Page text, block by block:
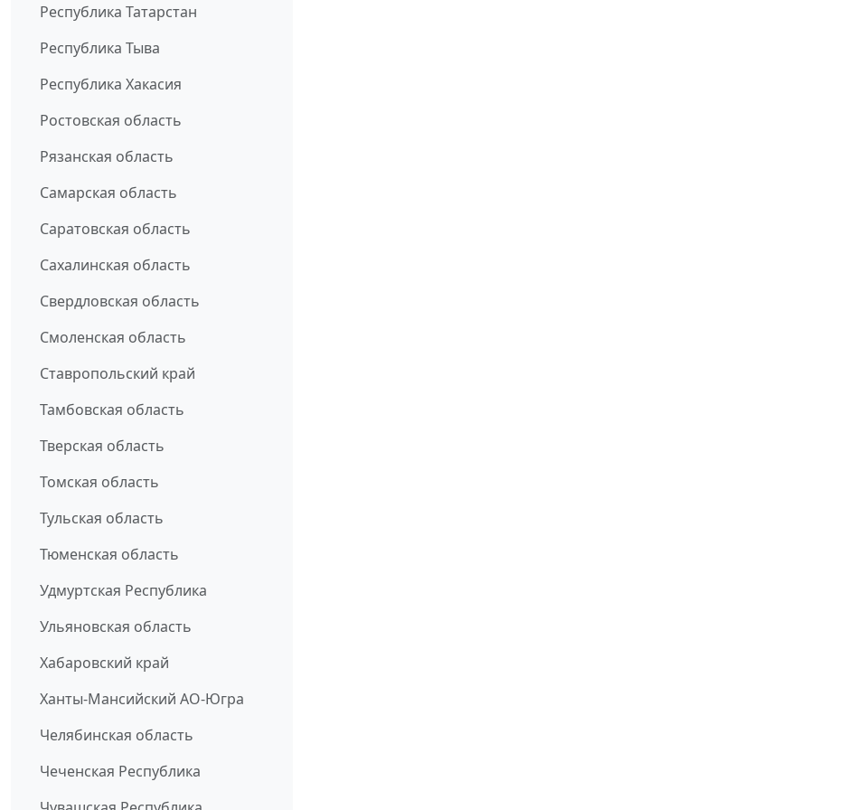
Республика Татарстан
Республика Тыва
Республика Хакасия
Ростовская область
Рязанская область
Самарская область
Саратовская область
Сахалинская область
Свердловская область
Смоленская область
Ставропольский край
Тамбовская область
Тверская область
Томская область
Тульская область
Тюменская область
Удмуртская Республика
Ульяновская область
Хабаровский край
Ханты-Мансийский АО-Югра
Челябинская область
Чеченская Республика